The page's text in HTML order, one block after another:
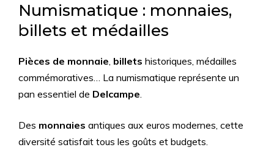
Numismatique : monnaies,
billets et médailles
Pièces de monnaie, billets historiques, médailles
commémoratives… La numismatique représente un
pan essentiel de Delcampe.
Des monnaies antiques aux euros modernes, cette
diversité satisfait tous les goûts et budgets.